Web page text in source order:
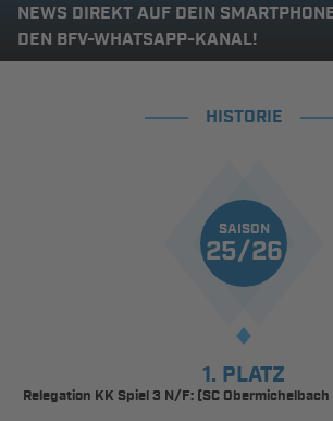
NEWS DIREKT AUF DEIN
DEN BFV-WHATSAPP-KANAL!
HISTORIE
SAISON
25/26
1. PLATZ
Relegation KK Spiel 3 N/F: (SC